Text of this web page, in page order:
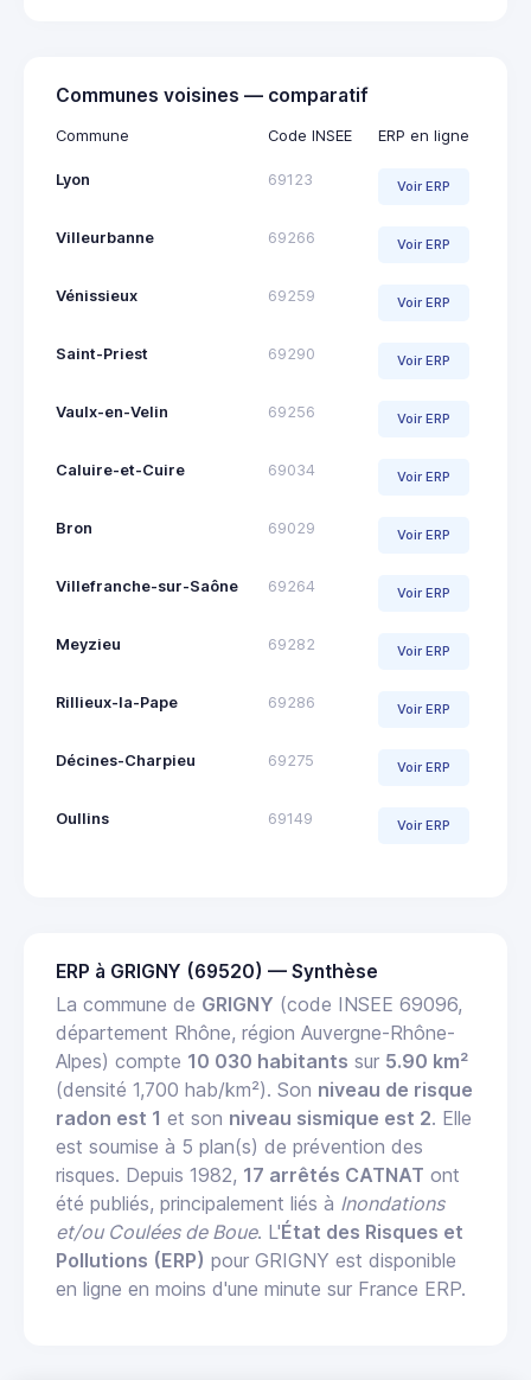
Communes voisines — comparatif
Commune Code INSEE ERP en ligne
Lyon 69123 Voir ERP
Villeurbanne 69266 Voir ERP
Vénissieux 69259 Voir ERP
Saint-Priest 69290 Voir ERP
Vaulx-en-Velin 69256 Voir ERP
Caluire-et-Cuire 69034 Voir ERP
Bron 69029 Voir ERP
Villefranche-sur-Saône 69264 Voir ERP
Meyzieu 69282 Voir ERP
Rillieux-la-Pape 69286 Voir ERP
Décines-Charpieu 69275 Voir ERP
Oullins 69149 Voir ERP
ERP à GRIGNY (69520) — Synthèse
La commune de GRIGNY (code INSEE 69096,
département Rhône, région Auvergne-Rhône-
Alpes) compte 10 030 habitants sur 5.90 km²
(densité 1,700 hab/km²). Son niveau de risque
radon est 1 et son niveau sismique est 2. Elle
est soumise à 5 plan(s) de prévention des
risques. Depuis 1982, 17 arrêtés CATNAT ont
été publiés, principalement liés à Inondations
et/ou Coulées de Boue. L'État des Risques et
Pollutions (ERP) pour GRIGNY est disponible
en ligne en moins d'une minute sur France ERP.